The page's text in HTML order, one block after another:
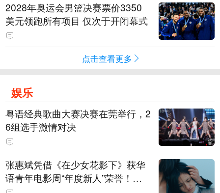
2028年奥运会男篮决赛票价3350
美元领跑所有项目 仅次于开闭幕式
点击查看更多
娱乐
粤语经典歌曲大赛决赛在莞举行，2
6组选手激情对决
张惠斌凭借《在少女花影下》获华
语青年电影周“年度新人”荣誉！该